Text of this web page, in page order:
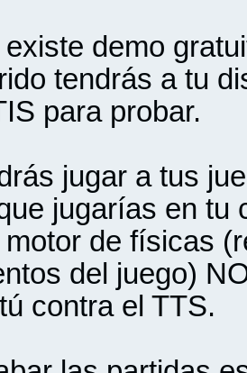
demo
tendrás a tu
para probar.
jugar a tus
jugarías en tu
de físicas
del juego)
contra el TTS.